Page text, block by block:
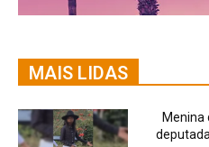
MAIS LIDAS
Menina